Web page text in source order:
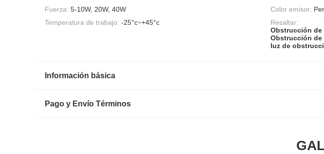
Fuerza: 5-10W, 20W, 40W Color emisor:
Temperatura de trabajo: -25°c~+45°c
Resaltar:
Obstrucción de
Obstrucción de
luz de
Información básica
Pago y Envío Términos